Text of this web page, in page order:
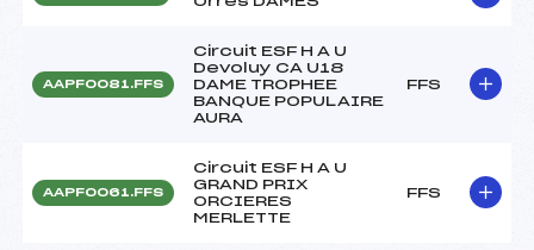
AAPF0081.FFS
Circuit ESF H A U
Devoluy CA U18
DAME TROPHEE
BANQUE POPULAIRE
AURA
FFS
AAPF0061.FFS
Circuit ESF H A U
GRAND PRIX
ORCIERES
MERLETTE
FFS